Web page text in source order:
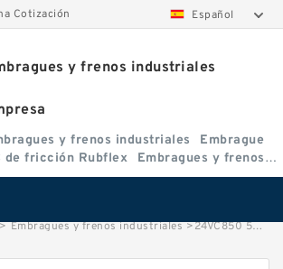
Cotización Español
y frenos industriales
y frenos industriales
Embrague
de fricción Rubflex
Embragues y frenos
> Embragues y frenos industriales >24VC850 509699 Eaton Airflex Embragues y Frenos